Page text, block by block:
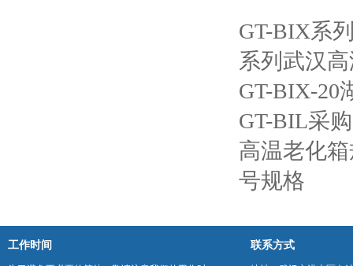
GT-BIX系
系列武汉
GT-BIX-20
GT-BIL采
高温老化
号规格
工作时间 联系方式